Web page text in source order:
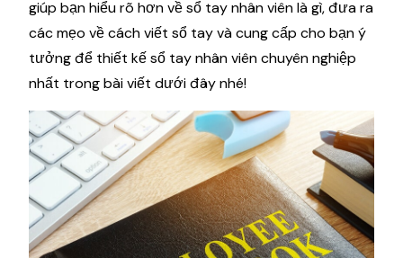
giúp bạn hiểu rõ hơn về sổ tay nhân viên là gì, đưa ra
các mẹo về cách viết sổ tay và cung cấp cho bạn ý
tưởng để thiết kế sổ tay nhân viên chuyên nghiệp
nhất trong bài viết dưới đây nhé!